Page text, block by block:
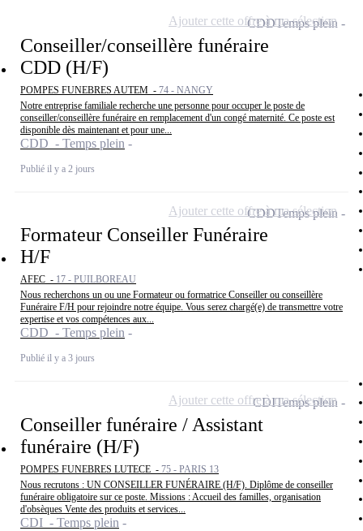
Conseiller/conseillère funéraire
CDD (H/F)
POMPES FUNEBRES AUTEM - 74 - NANGY
Notre entreprise familiale recherche une personne pour occuper le poste de
conseiller/conseillère funéraire en remplacement d'un congé maternité. Ce poste est
disponible dès maintenant et pour une...
CDD - Temps plein
Publié il y a 2 jours
CDDTemps plein
Ajouter cette offre à ma sélection
Formateur Conseiller Funéraire
H/F
AFEC - 17 - PUILBOREAU
Nous recherchons un ou une Formateur ou formatrice Conseiller ou conseillère
Funéraire F/H pour rejoindre notre équipe. Vous serez chargé(e) de transmettre votre
expertise et vos compétences aux...
CDD - Temps plein
Publié il y a 3 jours
CDDTemps plein
Ajouter cette offre à ma sélection
Conseiller funéraire / Assistant
funéraire (H/F)
POMPES FUNEBRES LUTECE - 75 - PARIS 13
Nous recrutons : UN CONSEILLER FUNÉRAIRE (H/F). Diplôme de conseiller
funéraire obligatoire sur ce poste. Missions : Accueil des familles, organisation
d'obsèques Vente des produits et services...
CDI - Temps plein
CDITemps plein
Ajouter cette offre à ma sélection